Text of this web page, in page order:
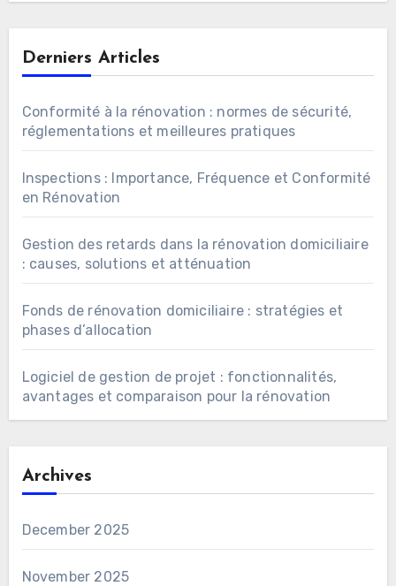
Derniers Articles
Conformité à la rénovation : normes de sécurité,
réglementations et meilleures pratiques
Inspections : Importance, Fréquence et Conformité
en Rénovation
Gestion des retards dans la rénovation domiciliaire
: causes, solutions et atténuation
Fonds de rénovation domiciliaire : stratégies et
phases d’allocation
Logiciel de gestion de projet : fonctionnalités,
avantages et comparaison pour la rénovation
Archives
December 2025
November 2025